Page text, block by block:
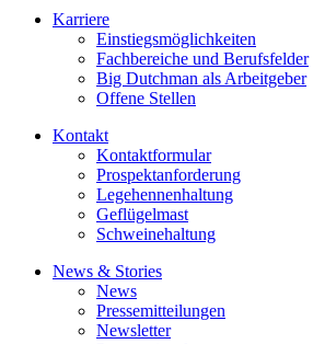
Karriere
Einstiegsmöglichkeiten
Fachbereiche und Berufsfelder
Big Dutchman als Arbeitgeber
Offene Stellen
Kontakt
Kontaktformular
Prospektanforderung
Legehennenhaltung
Geflügelmast
Schweinehaltung
News & Stories
News
Pressemitteilungen
Newsletter